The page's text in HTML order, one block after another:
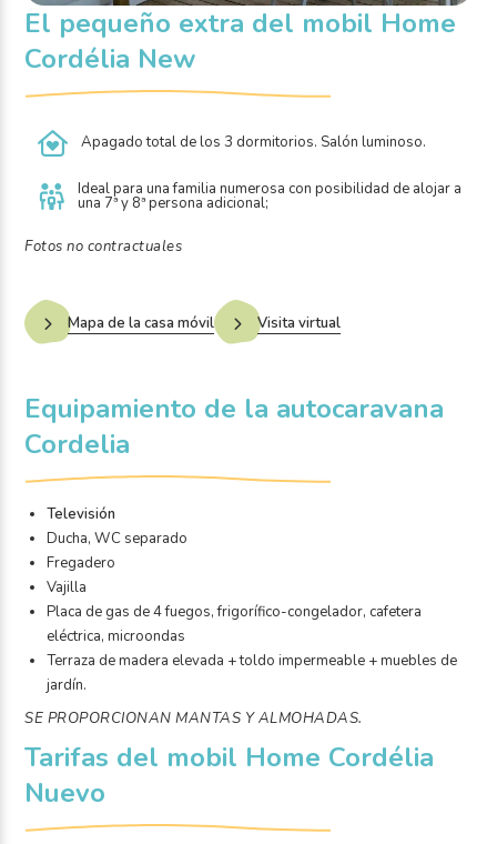
El pequeño extra del mobil Home
Cordélia New
Apagado total de los 3 dormitorios. Salón luminoso.
Ideal para una familia numerosa con posibilidad de alojar a
una 7ª y 8ª persona adicional;
Fotos no contractuales
Mapa de la casa móvil Visita virtual
Equipamiento de la autocaravana
Cordelia
Televisión
Ducha, WC separado
Fregadero
Vajilla
Placa de gas de 4 fuegos, frigorífico-congelador, cafetera
eléctrica, microondas
Terraza de madera elevada + toldo impermeable + muebles de
jardín.
SE PROPORCIONAN MANTAS Y ALMOHADAS.
Tarifas del mobil Home Cordélia
Nuevo